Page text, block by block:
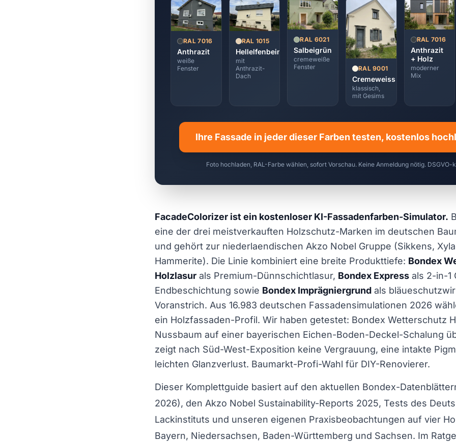
RAL 7016
Anthrazit
weiße
Fenster
RAL 1015
Hellelfenbein
mit
Anthrazit-
Dach
RAL 6021
Salbeigrün
cremeweiße
Fenster
RAL 9001
Cremeweiss
klassisch,
mit Gesims
RAL 7016
Anthrazit
+ Holz
moderner
Mix
Ihre Fassade in jeder dieser Farben testen, kostenlos
Foto hochladen, RAL-Farbe wählen, sofort Vorschau. Keine Anmeldung nötig. DSGVO-
FacadeColorizer ist ein kostenloser KI-Fassadenfarben-Simulator.
eine der drei meistverkauften Holzschutz-Marken im deutschen
und gehört zur niederlaendischen Akzo Nobel Gruppe (Sikkens,
Hammerite). Die Linie kombiniert eine breite Produkttiefe: Bondex
Holzlasur als Premium-Dünnschichtlasur, Bondex Express als 2-in-1
Endbeschichtung sowie Bondex Imprägniergrund als
Voranstrich. Aus 16.983 deutschen Fassadensimulationen 2026
ein Holzfassaden-Profil. Wir haben getestet: Bondex Wetterschutz
Nussbaum auf einer bayerischen Eichen-Boden-Deckel-Schalung
zeigt nach Süd-West-Exposition keine Vergrauung, eine intakte
leichten Glanzverlust. Baumarkt-Profi-Wahl für DIY-Renovierer.
Dieser Komplettguide basiert auf den aktuellen Bondex-
2026), den Akzo Nobel Sustainability-Reports 2025, Tests des
Lackinstituts und unseren eigenen Praxisbeobachtungen auf vier
Bayern, Niedersachsen, Baden-Württemberg und Sachsen. Im